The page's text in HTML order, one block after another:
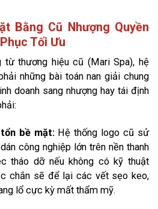
Bằng Cũ Nhượng Quyền
Tối Ưu
từ thương hiệu cũ (Mari Spa), hệ
những bài toán nan giải chung
doanh sang nhượng hay tái định
bề mặt:Hệ thống logo cũ sử
công nghiệp lớn trên nền thanh
tháo dỡ nếu không có kỹ thuật
chắn sẽ để lại các vết sẹo keo,
lổ cực kỳ mất thẩm mỹ.